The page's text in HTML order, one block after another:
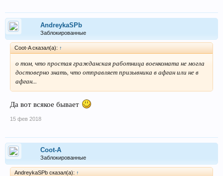
AndreykaSPb
Заблокированные
Coot-A сказал(а): ↑
о том, что простая гражданская работница военкомата не могла
достоверно знать, что отправляет призывника в афган или не в
афган...
Да вот всякое бывает
15 фев 2018
Coot-A
Заблокированные
AndreykaSPb сказал(а): ↑